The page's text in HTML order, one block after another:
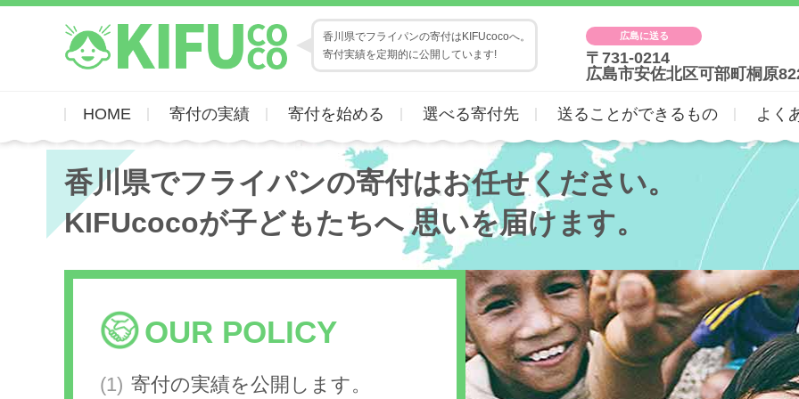
香川県でフライパンの寄付はKIFUcocoへ。
寄付実績を定期的に公開しています!
広島に送る
〒731-0214
広島市安佐北区可部町桐原
HOME 寄付の実績 寄付を始める 選べる寄付先 送ることができるもの よく
香川県でフライパンの寄付はお任せください。
KIFUcocoが子どもたちへ思いを届けます。
OUR POLICY
寄付の実績を公開します。